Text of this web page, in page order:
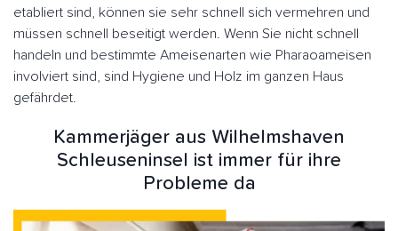
etabliert sind, können sie sehr schnell sich vermehren und
müssen schnell beseitigt werden. Wenn Sie nicht schnell
handeln und bestimmte Ameisenarten wie Pharaoameisen
involviert sind, sind Hygiene und Holz im ganzen Haus
gefährdet.
Kammerjäger aus Wilhelmshaven
Schleuseninsel ist immer für ihre
Probleme da